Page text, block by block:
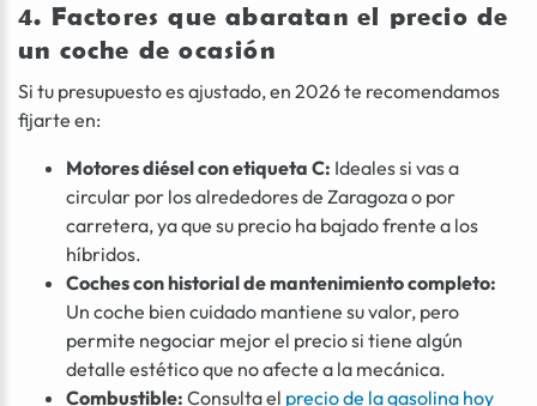
4. Factores que abaratan el precio de
un coche de ocasión
Si tu presupuesto es ajustado, en 2026 te recomendamos
fijarte en:
Motores diésel con etiqueta C: Ideales si vas a
circular por los alrededores de Zaragoza o por
carretera, ya que su precio ha bajado frente a los
híbridos.
Coches con historial de mantenimiento completo:
Un coche bien cuidado mantiene su valor, pero
permite negociar mejor el precio si tiene algún
detalle estético que no afecte a la mecánica.
Combustible: Consulta el precio de la gasolina hoy